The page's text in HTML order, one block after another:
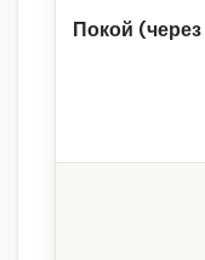
Покой